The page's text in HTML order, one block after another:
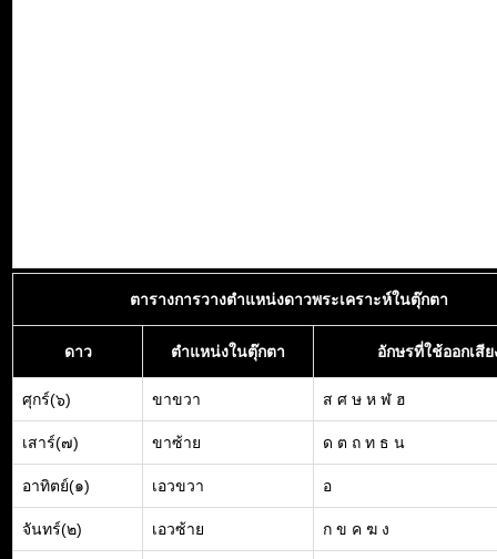
ตารางการวางตำแหน่งดาวพระเคราะห์ในตุ๊กตา
ดาว ตำแหน่งในตุ๊กตา อักษรที่ใช้ออกเสีย
ศุกร์(๖) ขาขวา ส ศ ษ ห ฬ ฮ
เสาร์(๗) ขาซ้าย ด ต ถ ท ธ น
อาทิตย์(๑) เอวขวา อ
จันทร์(๒) เอวซ้าย ก ข ค ฆ ง